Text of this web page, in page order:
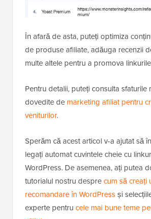
În afară de asta, puteți optimiza
de produse afiliate, adăuga recenzii
multe altele pentru a promova
Pentru detalii, puteți consulta sfaturile
dovedite de marketing afiliat pentru
veniturilor.
Sperăm că acest articol v-a ajutat să
legați automat cuvintele cheie cu
WordPress. De asemenea, ați putea
tutorialul nostru desprecum să creați
recomandare în WordPressși
experte pentru cele mai bune teme